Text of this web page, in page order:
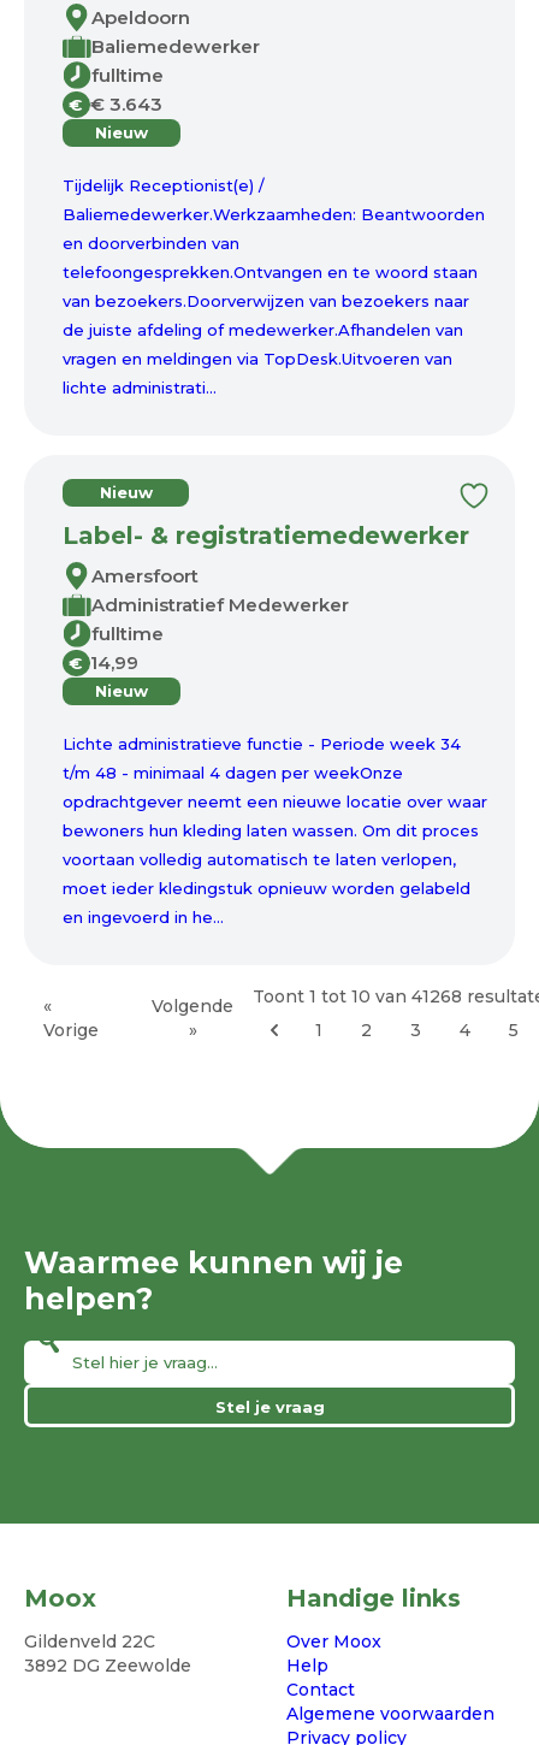
Apeldoorn
Baliemedewerker
fulltime
€ € 3.643
Nieuw
Tijdelijk Receptionist(e) /
Baliemedewerker.Werkzaamheden: Beantwoorden
en doorverbinden van
telefoongesprekken.Ontvangen en te woord staan
van bezoekers.Doorverwijzen van bezoekers naar
de juiste afdeling of medewerker.Afhandelen van
vragen en meldingen via TopDesk.Uitvoeren van
lichte administrati...
Nieuw
Label- & registratiemedewerker
Amersfoort
Administratief Medewerker
fulltime
€ 14,99
Nieuw
Lichte administratieve functie - Periode week 34
t/m 48 - minimaal 4 dagen per weekOnze
opdrachtgever neemt een nieuwe locatie over waar
bewoners hun kleding laten wassen. Om dit proces
voortaan volledig automatisch te laten verlopen,
moet ieder kledingstuk opnieuw worden gelabeld
en ingevoerd in he...
«
Vorige
Volgende
»
Toont 1 tot 10 van 41268
1
2 3 4 5
Waarmee kunnen wij je
helpen?
Stel je vraag
Moox
Gildenveld 22C
3892 DG Zeewolde
Handige links
Over Moox
Help
Contact
Algemene voorwaarden
Privacy policy